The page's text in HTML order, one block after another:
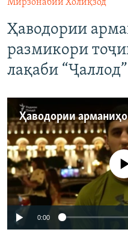
Мирзонабии Холиқзод
Ҳаводории
размикори
лақаби “Ҷаллод”
Феълан
0:00